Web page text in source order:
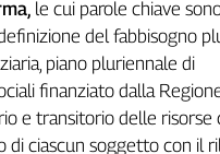
le cui parole chiave
del fabbisogno
piano pluriennale di
finanziato dalla
e transitorio delle risorse
di ciascun soggetto con il